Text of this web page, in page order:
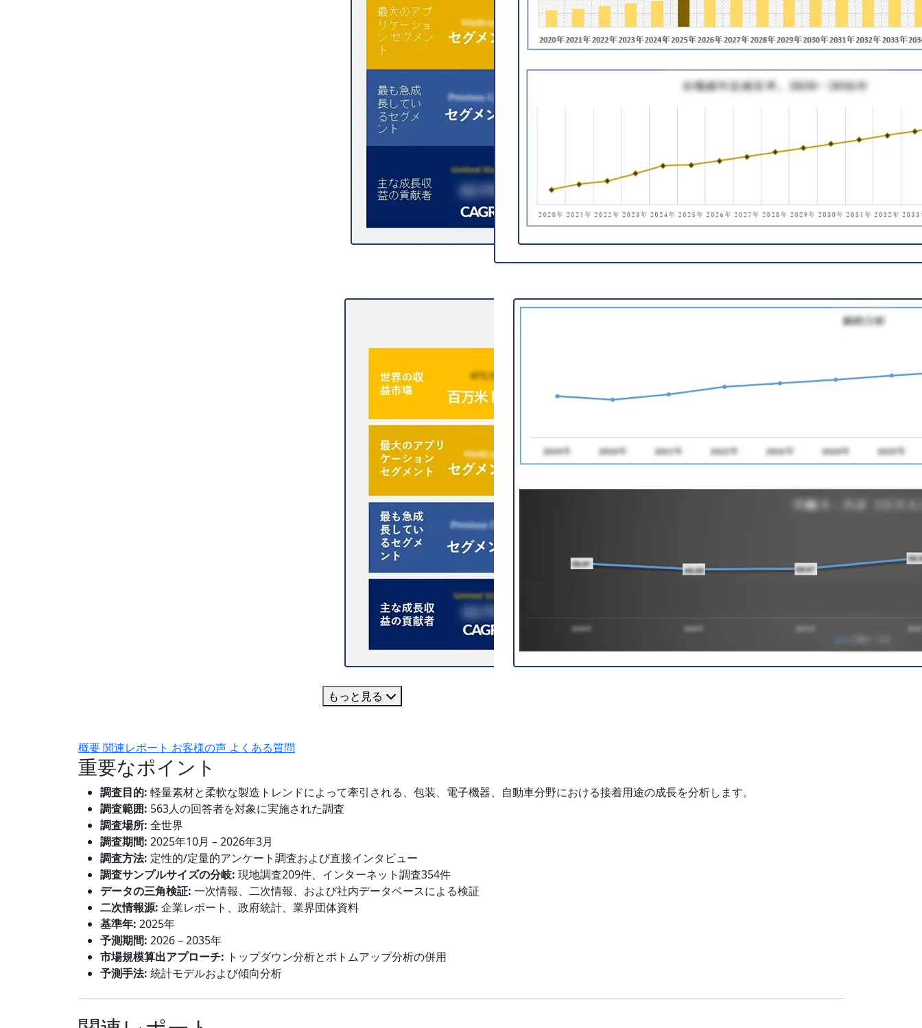
もっと見る
概要関連レポート お客様の声 よくある質問
重要なポイント
調査目的: 軽量素材と柔軟な製造トレンドによって牽引される、包装、電子機器、自動車分野における接着用途の成長を分析します。
調査範囲: 563人の回答者を対象に実施された調査
調査場所: 全世界
調査期間: 2025年10月 – 2026年3月
調査方法: 定性的/定量的アンケート調査および直接インタビュー
調査サンプルサイズの分岐: 現地調査209件、インターネット調査354件
データの三角検証: 一次情報、二次情報、および社内データベースによる検証
二次情報源: 企業レポート、政府統計、業界団体資料
基準年: 2025年
予測期間: 2026－2035年
市場規模算出アプローチ: トップダウン分析とボトムアップ分析の併用
予測手法: 統計モデルおよび傾向分析